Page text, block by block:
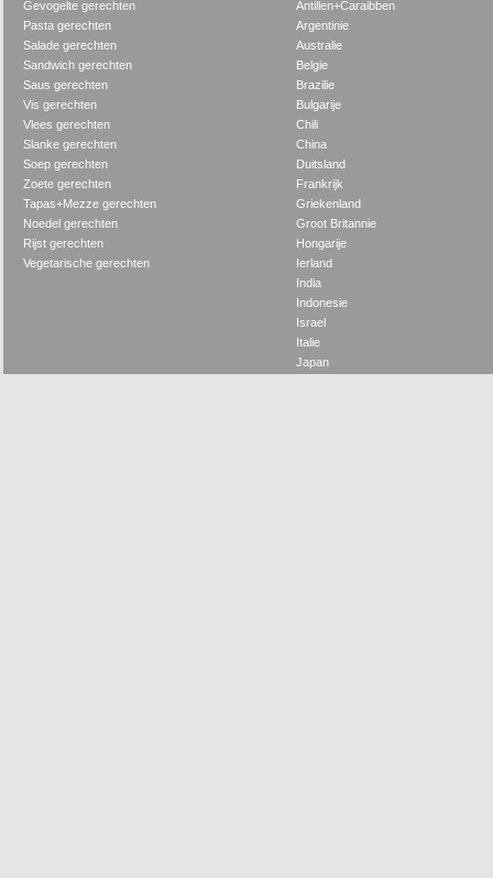
Gevogelte gerechten
Pasta gerechten
Salade gerechten
Sandwich gerechten
Saus gerechten
Vis gerechten
Vlees gerechten
Slanke gerechten
Soep gerechten
Zoete gerechten
Tapas+Mezze gerechten
Noedel gerechten
Rijst gerechten
Vegetarische gerechten
Antillen+Caraibben
Argentinie
Australie
Belgie
Brazilie
Bulgarije
Chili
China
Duitsland
Frankrijk
Griekenland
Groot Britannie
Hongarije
Ierland
India
Indonesie
Israel
Italie
Japan